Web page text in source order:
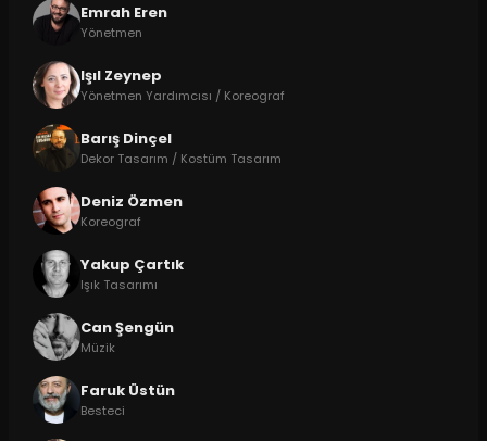
Emrah Eren
Yönetmen
Işıl Zeynep
Yönetmen Yardımcısı / Koreograf
Barış Dinçel
Dekor Tasarım / Kostüm Tasarım
Deniz Özmen
Koreograf
Yakup Çartık
Işık Tasarımı
Can Şengün
Müzik
Faruk Üstün
Besteci